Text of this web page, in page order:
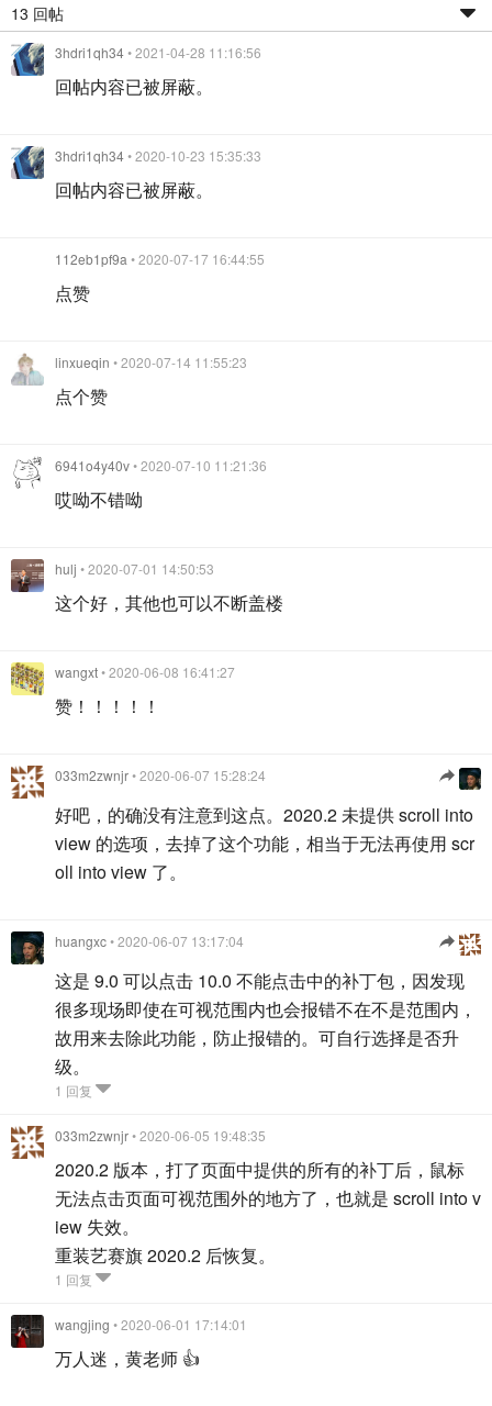
13 回帖
3hdri1qh34• 2021-04-28 11:16:56
回帖内容已被屏蔽。
3hdri1qh34• 2020-10-23 15:35:33
回帖内容已被屏蔽。
112eb1pf9a • 2020-07-17 16:44:55
点赞
linxueqin • 2020-07-14 11:55:23
点个赞
6941o4y40v• 2020-07-10 11:21:36
哎呦不错呦
hulj • 2020-07-01 14:50:53
这个好，其他也可以不断盖楼
wangxt• 2020-06-08 16:41:27
赞！！！！！
033m2zwnjr• 2020-06-07 15:28:24
好吧，的确没有注意到这点。2020.2 未提供 scroll into
view 的选项，去掉了这个功能，相当于无法再使用 scr
oll into view 了。
huangxc• 2020-06-07 13:17:04
这是 9.0 可以点击 10.0 不能点击中的补丁包，因发现
很多现场即使在可视范围内也会报错不在不是范围内，
故用来去除此功能，防止报错的。可自行选择是否升
级。
1 回复
033m2zwnjr• 2020-06-05 19:48:35
2020.2 版本，打了页面中提供的所有的补丁后，鼠标
无法点击页面可视范围外的地方了，也就是 scroll into v
iew 失效。
重装艺赛旗 2020.2 后恢复。
1 回复
wangjing • 2020-06-01 17:14:01
万人迷，黄老师 👍